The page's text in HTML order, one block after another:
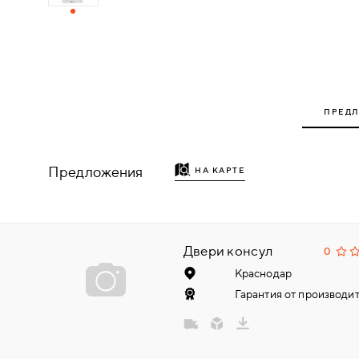
НАЗАД
НАПОЛЬНЫЕ
Предложения НА КАРТЕ
Двери консул 0
Краснодар
Гарантия от